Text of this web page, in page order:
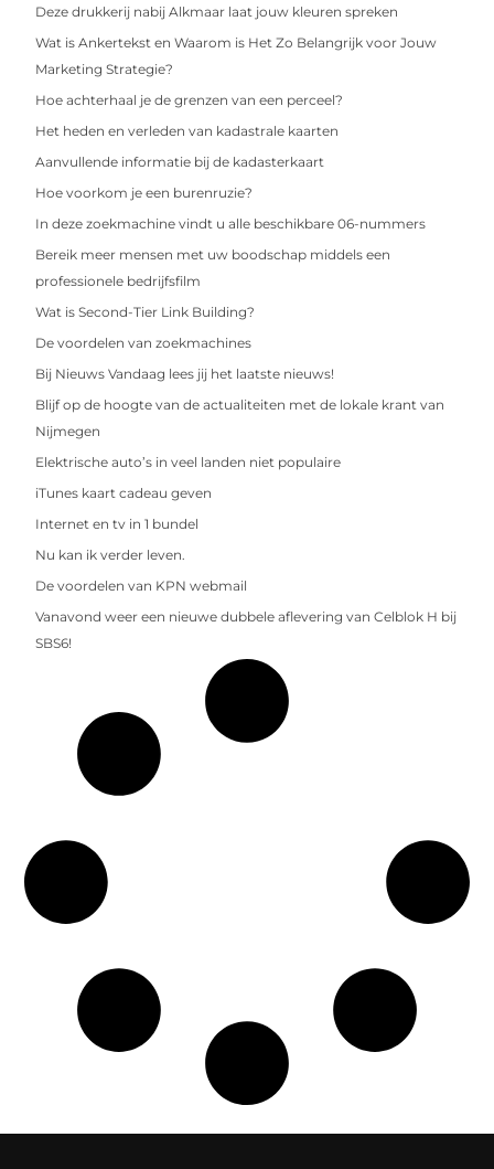
Deze drukkerij nabij Alkmaar laat jouw kleuren spreken
Wat is Ankertekst en Waarom is Het Zo Belangrijk voor Jouw
Marketing Strategie?
Hoe achterhaal je de grenzen van een perceel?
Het heden en verleden van kadastrale kaarten
Aanvullende informatie bij de kadasterkaart
Hoe voorkom je een burenruzie?
In deze zoekmachine vindt u alle beschikbare 06-nummers
Bereik meer mensen met uw boodschap middels een
professionele bedrijfsfilm
Wat is Second-Tier Link Building?
De voordelen van zoekmachines
Bij Nieuws Vandaag lees jij het laatste nieuws!
Blijf op de hoogte van de actualiteiten met de lokale krant van
Nijmegen
Elektrische auto’s in veel landen niet populaire
iTunes kaart cadeau geven
Internet en tv in 1 bundel
Nu kan ik verder leven.
De voordelen van KPN webmail
Vanavond weer een nieuwe dubbele aflevering van Celblok H bij
SBS6!